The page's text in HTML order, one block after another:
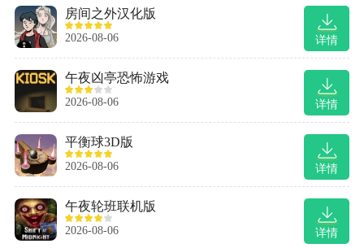
详情
房间之外汉化版
2026-08-06
详情
午夜凶亭恐怖游戏
2026-08-06
详情
平衡球3D版
2026-08-06
详情
午夜轮班联机版
2026-08-06